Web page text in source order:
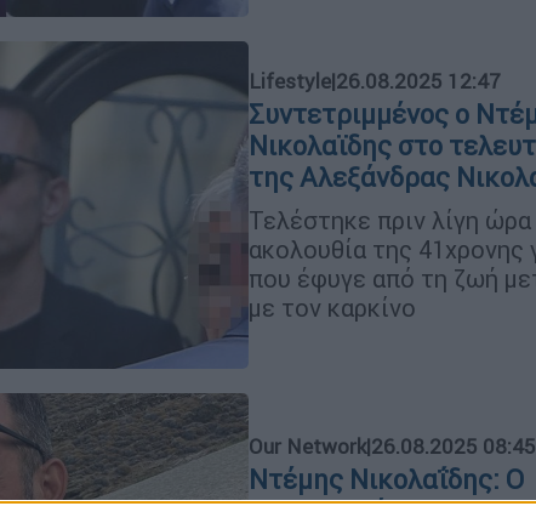
Lifestyle|26.08.2025 12:47
Συντετριμμένος ο
Νικολαϊδης στο
της Αλεξάνδρας
Τελέστηκε πριν λίγη
ακολουθία της 41χρονης
που έφυγε από τη ζωή
με τον καρκίνο
Our Network|26.08.2025 08:45
Ντέμης Νικολαΐδης: Ο